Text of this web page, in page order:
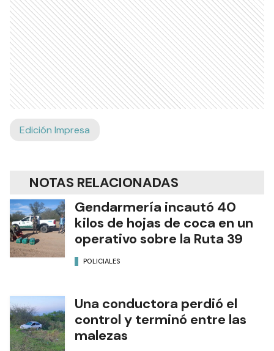
Edición Impresa
NOTAS RELACIONADAS
Gendarmería incautó 40
kilos de hojas de coca en un
operativo sobre la Ruta 39
POLICIALES
Una conductora perdió el
control y terminó entre las
malezas